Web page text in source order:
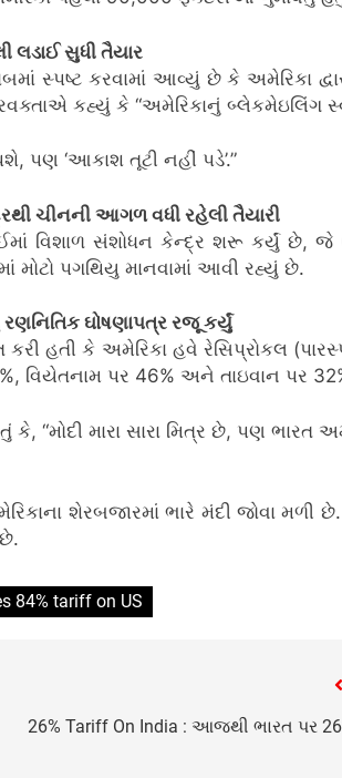
લડાઈ સુધી તૈયાર
સ્પષ્ટ કરવામાં આવ્યું છે કે અમેરિકા
કહ્યું કે “અમેરિકાનું બ્લેકમેઇલિંગ
પણ ‘આકાશ તૂટી નહીં પડે’.”
ચીનની આગળ વધી રહેલી તૈયારી
વિશાળ સંશોધન કેન્દ્ર શરૂ કર્યું છે, જે
મોટો પગથિયુ માનવામાં આવી રહ્યું છે.
ઘોષણાપત્ર રજૂ કર્યું
હતી કે અમેરિકા હવે રેસિપ્રોકલ
વિયેતનામ પર 46% અને તાઇવાન પર
“મોદી મારા સારા મિત્ર છે, પણ ભારત
શેરબજારમાં ભારે મંદી જોવા મળી
84% tariff on US
26% Tariff On India : આજથી ભારત પર